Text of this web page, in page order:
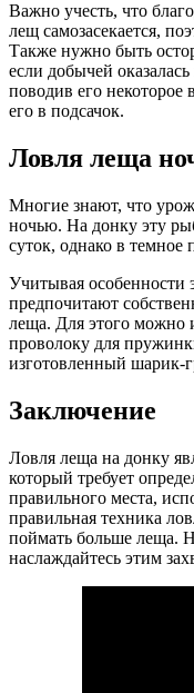
Важно учесть, что
лещ самозасекается,
Также нужно быть
если добычей
поводив его некоторое
его в подсачок.
Ловля леща
Многие знают, что
ночью. На донку эту
суток, однако в темное
Учитывая особенности
предпочитают
леща. Для этого можно
проволоку для
изготовленный шарик-
Заключение
Ловля леща на донку
который требует
правильного места,
правильная техника
поймать больше леща.
наслаждайтесь этим